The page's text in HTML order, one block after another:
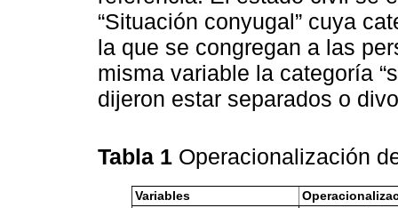
“Situación conyugal” cuya
la que se congregan a las
misma variable la categoría
dijeron estar separados o
Tabla 1 Operacionalización
Variables